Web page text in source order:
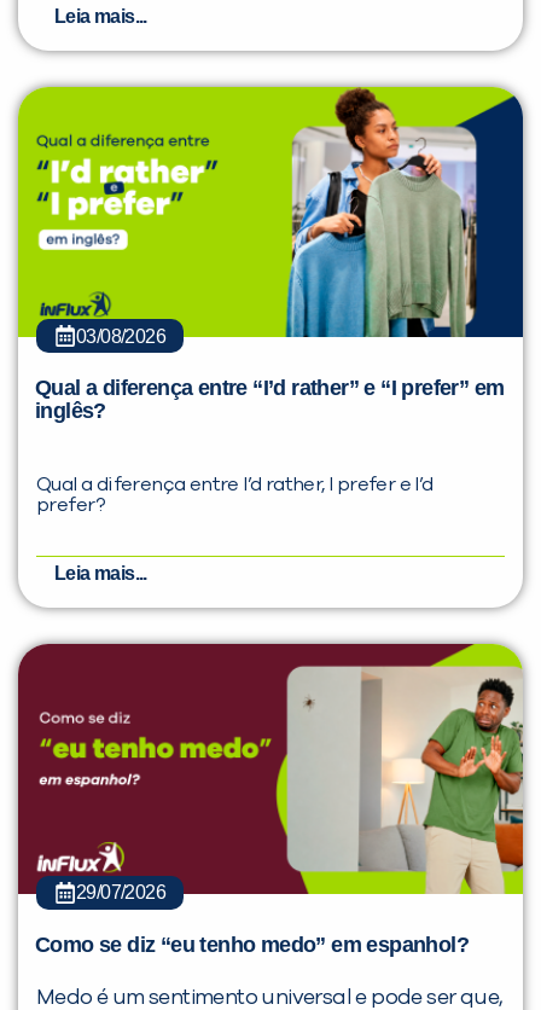
Leia mais...
03/08/2026
Qual a diferença entre “I’d rather” e “I prefer” em
inglês?
Qual a diferença entre I’d rather, I prefer e I’d
prefer?
Leia mais...
29/07/2026
Como se diz “eu tenho medo” em espanhol?
Medo é um sentimento universal e pode ser que,